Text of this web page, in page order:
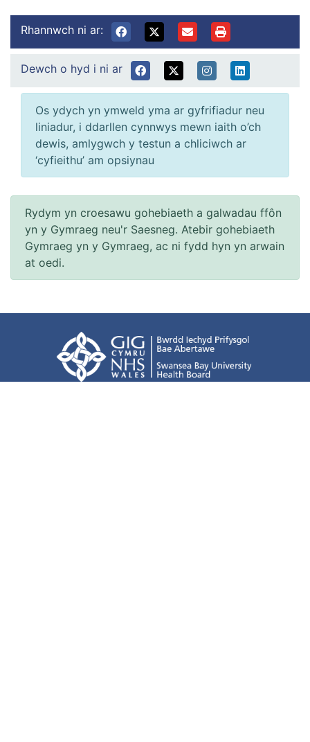
Rhannwch ni ar:
Dewch o hyd i ni ar
Os ydych yn ymweld yma ar gyfrifiadur neu
liniadur, i ddarllen cynnwys mewn iaith o’ch
dewis, amlygwch y testun a chliciwch ar
‘cyfieithu’ am opsiynau
Rydym yn croesawu gohebiaeth a galwadau ffôn
yn y Gymraeg neu'r Saesneg. Atebir gohebiaeth
Gymraeg yn y Gymraeg, ac ni fydd hyn yn arwain
at oedi.